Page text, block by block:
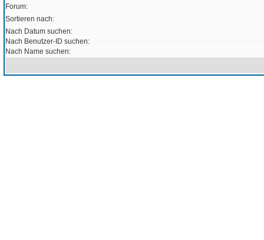
Forum:
Sortieren nach:
Nach Datum suchen:
Nach Benutzer-ID suchen:
Nach Name suchen: